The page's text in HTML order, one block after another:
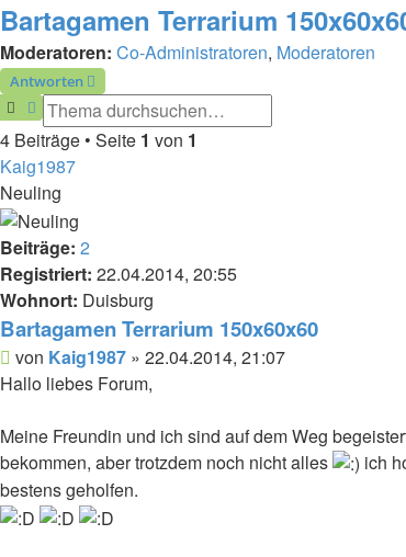
Bartagamen Terrarium
Moderatoren: Co-Administratoren, Moderatoren
Antworten
SucheErweiterte Suche
4 Beiträge • Seite 1 von 1
Kaig1987
Neuling
Beiträge: 2
Registriert: 22.04.2014, 20:55
Wohnort: Duisburg
Bartagamen Terrarium 150x60x60
Beitrag
von Kaig1987 » 22.04.2014, 21:07
Hallo liebes Forum,
Meine Freundin und ich sind auf dem Weg
bekommen, aber trotzdem noch nicht alles
ich
bestens geholfen.